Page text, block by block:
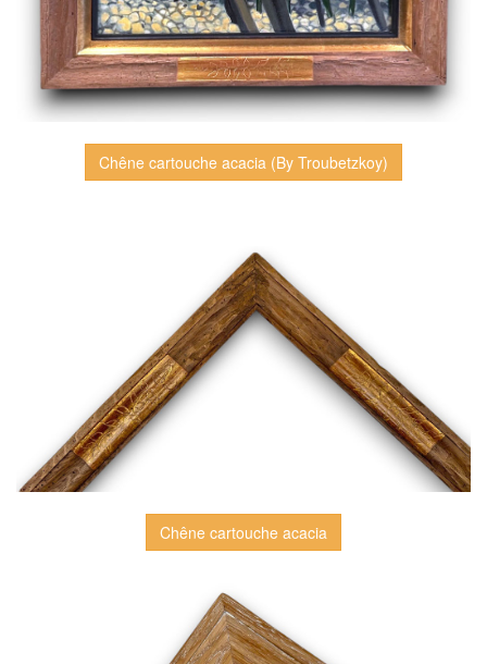
Chêne cartouche acacia (By Troubetzkoy)
Chêne cartouche acacia